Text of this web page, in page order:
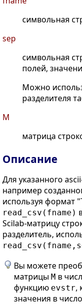
символьная
sep
символьная
полей,
Можно
разделителя
M
матрица
Описание
Для указанного
например
используя формат
read_csv(fname)
Scilab-матрицу
разделитель,
Вы можете
матрицы M в
функцию evstr,
значения в